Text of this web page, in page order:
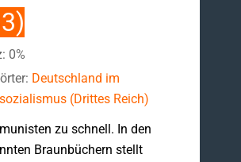
0%
Deutschland im
(Drittes Reich)
zu schnell. In den
Braunbüchern stellt